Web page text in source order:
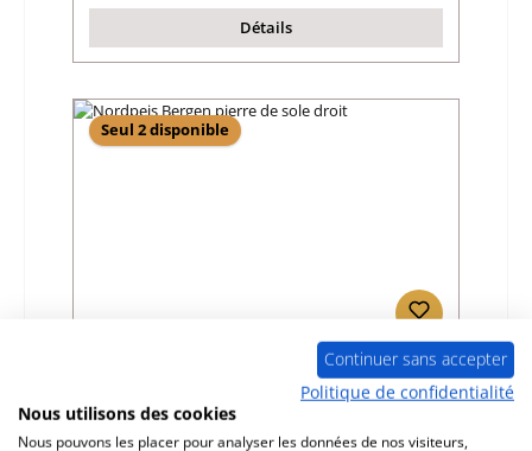
Détails
Seul 2 disponible
Nordpeis Bergen pierre de sole droitContinuer sans accepter
Politique de confidentialité
Nous utilisons des cookies
Nous pouvons les placer pour analyser les données de nos visiteurs,